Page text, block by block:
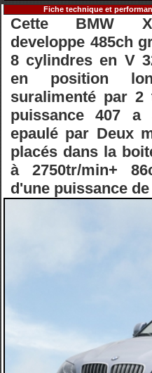
Fiche technique et
Cette BMW
developpe 485ch
8 cylindres en V
en position
suralimenté par
puissance 407
epaulé par Deux
placés dans la
à 2750tr/min+
d'une puissance de